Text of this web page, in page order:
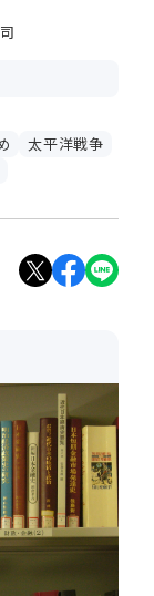
太平洋戦争